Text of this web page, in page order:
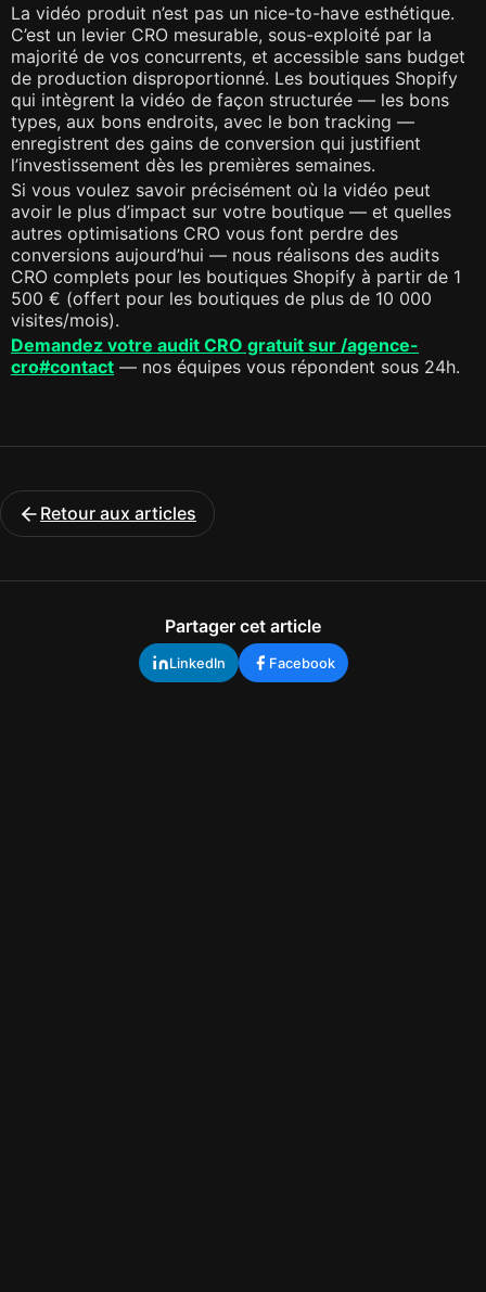
La vidéo produit n’est pas un nice-to-have esthétique.
C’est un levier CRO mesurable, sous-exploité par la
majorité de vos concurrents, et accessible sans budget
de production disproportionné. Les boutiques Shopify
qui intègrent la vidéo de façon structurée — les bons
types, aux bons endroits, avec le bon tracking —
enregistrent des gains de conversion qui justifient
l’investissement dès les premières semaines.
Si vous voulez savoir précisément où la vidéo peut
avoir le plus d’impact sur votre boutique — et quelles
autres optimisations CRO vous font perdre des
conversions aujourd’hui — nous réalisons des audits
CRO complets pour les boutiques Shopify à partir de 1
500 € (offert pour les boutiques de plus de 10 000
visites/mois).
Demandez votre audit CRO gratuit sur /agence-
cro#contact — nos équipes vous répondent sous 24h.
Retour aux articles
Partager cet article
LinkedIn Facebook